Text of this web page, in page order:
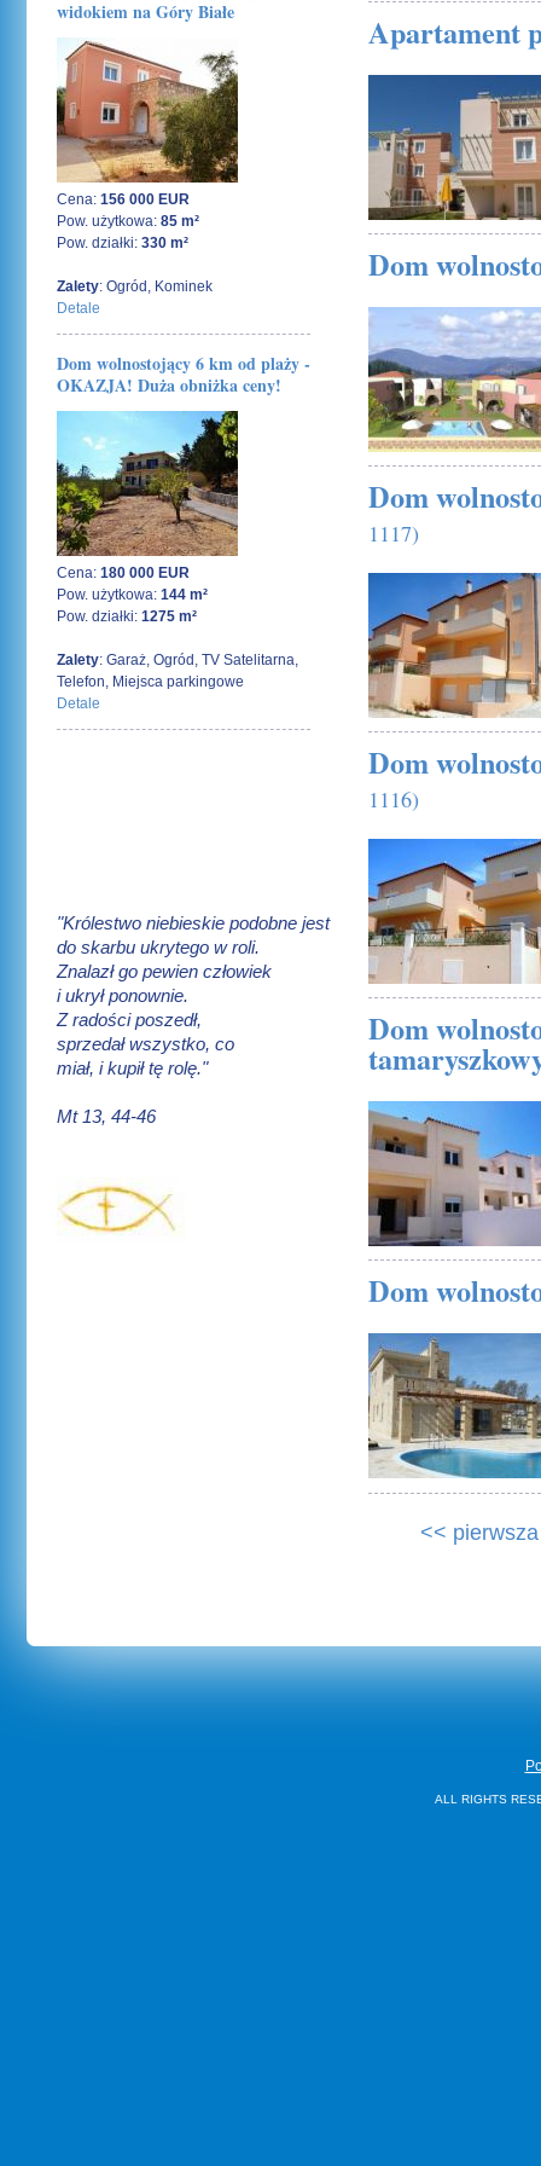
widokiem na Góry Białe
Cena: 156 000 EUR
Pow. użytkowa: 85 m²
Pow. działki: 330 m²
Zalety: Ogród, Kominek
Detale
Dom wolnostojący 6 km od plaży -
OKAZJA! Duża obniżka ceny!
Cena: 180 000 EUR
Pow. użytkowa: 144 m²
Pow. działki: 1275 m²
Zalety: Garaż, Ogród, TV Satelitarna,
Telefon, Miejsca parkingowe
Detale
"Królestwo niebieskie podobne jest
do skarbu ukrytego w roli.
Znalazł go pewien człowiek
i ukrył ponownie.
Z radości poszedł,
sprzedał wszystko, co
miał, i kupił tę rolę."
Mt 13, 44-46
Apartament
Dom
Dom
1117)
Dom
1116)
Dom
Dom
<< pierwsza
ALL RIGHTS